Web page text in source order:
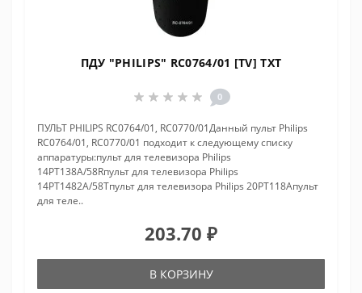
ПДУ "PHILIPS" RC0764/01 [TV] TXT
0
ПУЛЬТ PHILIPS RC0764/01, RC0770/01Данный пульт Philips
RC0764/01, RC0770/01 подходит к следующему списку
аппаратуры:пульт для телевизора Philips
14PT138A/58Rпульт для телевизора Philips
14PT1482A/58Tпульт для телевизора Philips 20PT118Aпульт
для теле..
203.70 ₽
В КОРЗИНУ